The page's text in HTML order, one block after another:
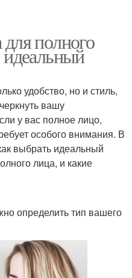
полного
удобство, но и стиль,
вашу
у вас полное лицо,
особого внимания. В
выбрать идеальный
лица, и какие
определить тип вашего